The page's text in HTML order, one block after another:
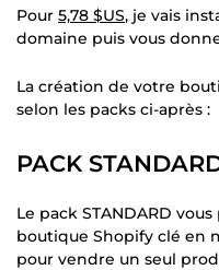
Pour 5,78 $US, je vais
domaine puis vous
La création de votre
selon les packs ci-après :
PACK
Le pack STANDARD
boutique Shopify clé en
pour vendre un seul